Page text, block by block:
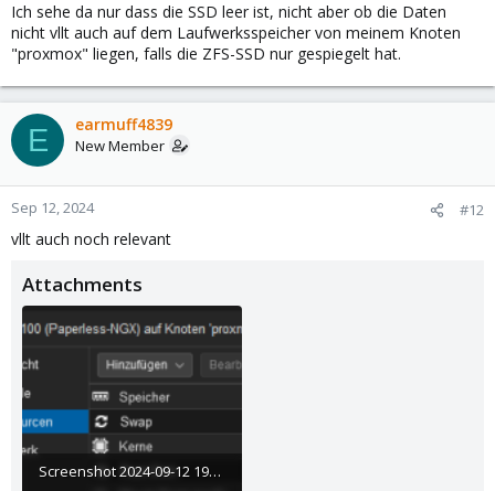
Ich sehe da nur dass die SSD leer ist, nicht aber ob die Daten
nicht vllt auch auf dem Laufwerksspeicher von meinem Knoten
"proxmox" liegen, falls die ZFS-SSD nur gespiegelt hat.
E earmuff4839
New Member
Sep 12, 2024 #12
vllt auch noch relevant
Attachments
Screenshot 2024-09-12 195457.png